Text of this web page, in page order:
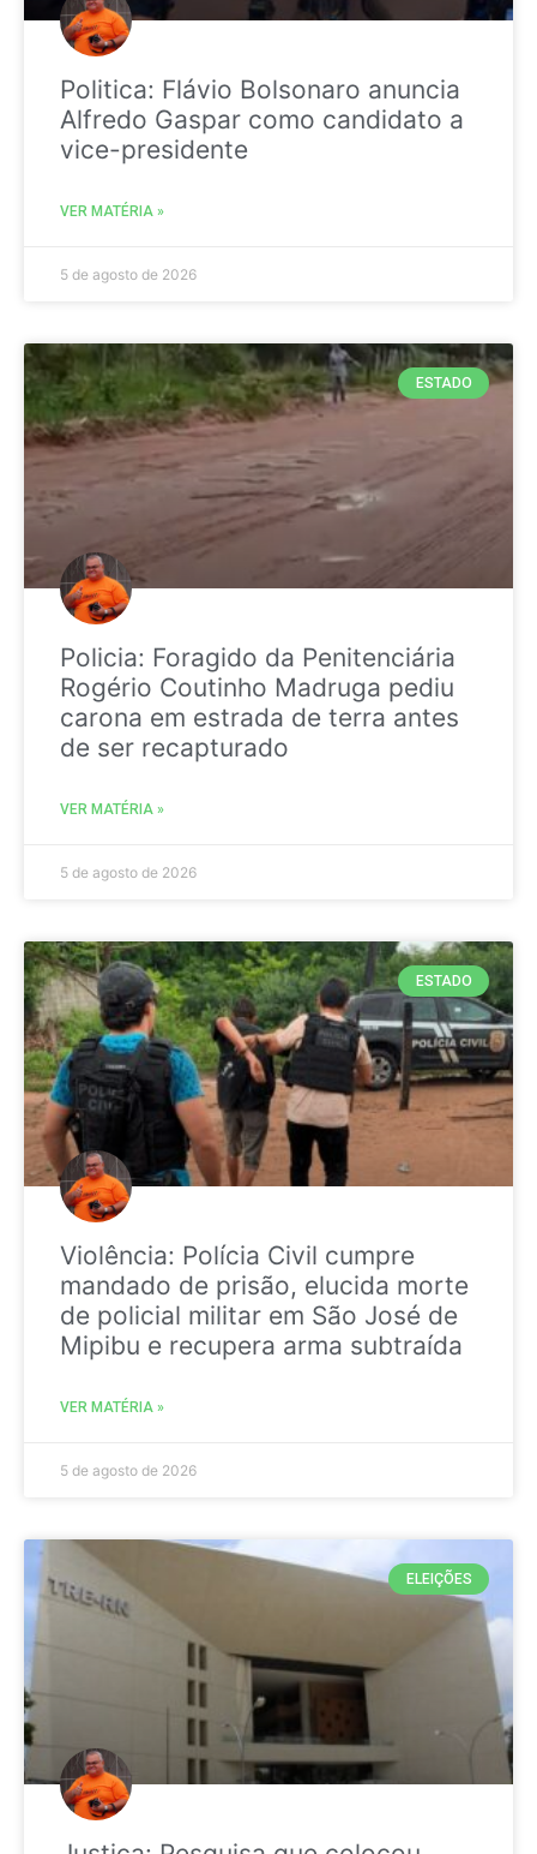
Politica: Flávio Bolsonaro anuncia
Alfredo Gaspar como candidato a
vice-presidente
VER MATÉRIA »
5 de agosto de 2026
ESTADO
Policia: Foragido da Penitenciária
Rogério Coutinho Madruga pediu
carona em estrada de terra antes
de ser recapturado
VER MATÉRIA »
5 de agosto de 2026
ESTADO
Violência: Polícia Civil cumpre
mandado de prisão, elucida morte
de policial militar em São José de
Mipibu e recupera arma subtraída
VER MATÉRIA »
5 de agosto de 2026
ELEIÇÕES